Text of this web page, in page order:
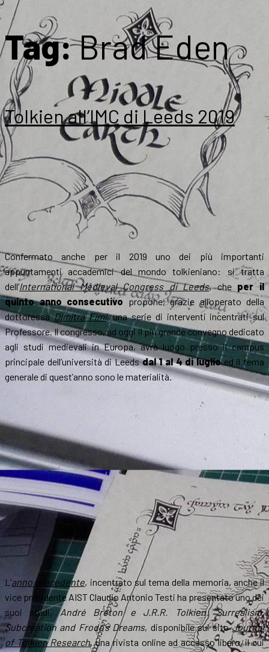
Tag:Brad Eden
Tolkien all’IMC di Leeds 2019
Confermato anche per il 2019 uno dei più importanti
appuntamenti accademici del mondo tolkieniano: si tratta
dell’International Medieval Congress di Leeds, che per il
quinto anno consecutivo propone, grazie all’operato della
dottoressaDimitra Fimi, una serie di interventi incentrati sul
Professore. Il congresso, ad oggi il più grande convegno dedicato
agli studi medievali in Europa, avrà luogo presso il campus
principale dell’università di Leedsdal 1 al 4 di luglioed il tema
generale di quest’anno sono le materialità.
L’anno precedente, incentrato sul tema della memoria, anche il
vice presidente AIST Claudio Antonio Testi ha presentato uno dei
suoi studi,André Breton e J.R.R. Tolkien: Surrealism,
Subcreation and Frodo’s Dreams, disponibile sul sitoJournal
of Tolkien Research, una rivista online ad accesso libero, il cui